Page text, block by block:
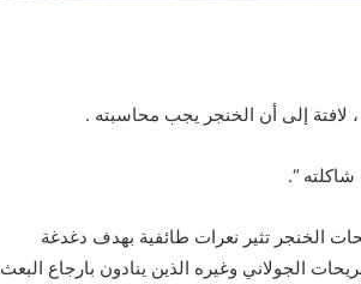
إلى أن الخنجر يجب محاسبته .
“.
الخنجر تثير نعرات طائفية بهدف دغدغة
الجولاني وغيره الذين ينادون بارجاع البعث